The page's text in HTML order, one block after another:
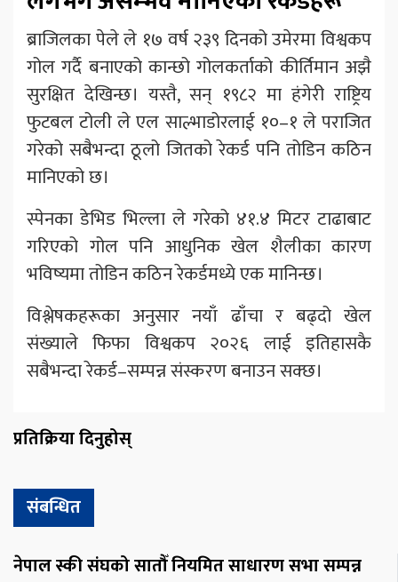
ब्राजिलका पेले ले १७ वर्ष २३९ दिनको उमेरमा विश्वकप
गोल गर्दै बनाएको कान्छो गोलकर्ताको कीर्तिमान अझै
सुरक्षित देखिन्छ। यस्तै, सन् १९८२ मा हंगेरी राष्ट्रिय
फुटबल टोली ले एल साल्भाडोरलाई १०–१ ले पराजित
गरेको सबैभन्दा ठूलो जितको रेकर्ड पनि तोडिन कठिन
मानिएको छ।
स्पेनका डेभिड भिल्ला ले गरेको ४१.४ मिटर टाढाबाट
गरिएको गोल पनि आधुनिक खेल शैलीका कारण
भविष्यमा तोडिन कठिन रेकर्डमध्ये एक मानिन्छ।
विश्लेषकहरूका अनुसार नयाँ ढाँचा र बढ्दो खेल
संख्याले फिफा विश्वकप २०२६ लाई इतिहासकै
सबैभन्दा रेकर्ड–सम्पन्न संस्करण बनाउन सक्छ।
प्रतिक्रिया दिनुहोस्
संबन्धित
नेपाल स्की संघको सातौँ नियमित साधारण सभा सम्पन्न